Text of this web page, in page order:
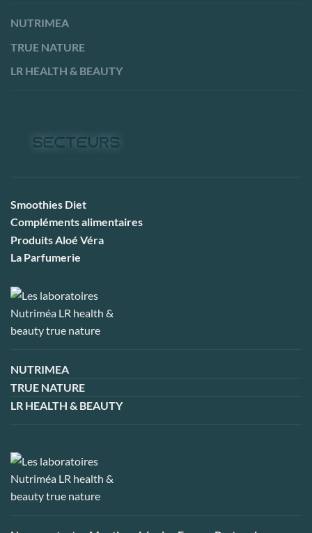
NUTRIMEA
TRUE NATURE
LR HEALTH & BEAUTY
Smoothies Diet
Compléments alimentaires
Produits Aloé Véra
La Parfumerie
NUTRIMEA
TRUE NATURE
LR HEALTH & BEAUTY